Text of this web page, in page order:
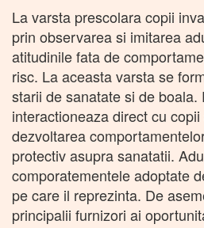
La varsta prescolara copii
prin observarea si imitarea
atitudinile fata de
risc. La aceasta varsta se
starii de sanatate si de boala.
interactioneaza direct cu
dezvoltarea
protectiv asupra sanatatii.
comporatementele adoptate
pe care il reprezinta. De
principalii furnizori ai